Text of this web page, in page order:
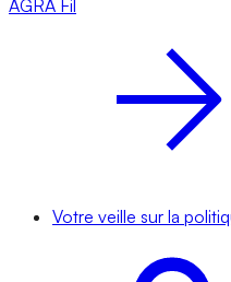
AGRA Fil
Votre veille sur la